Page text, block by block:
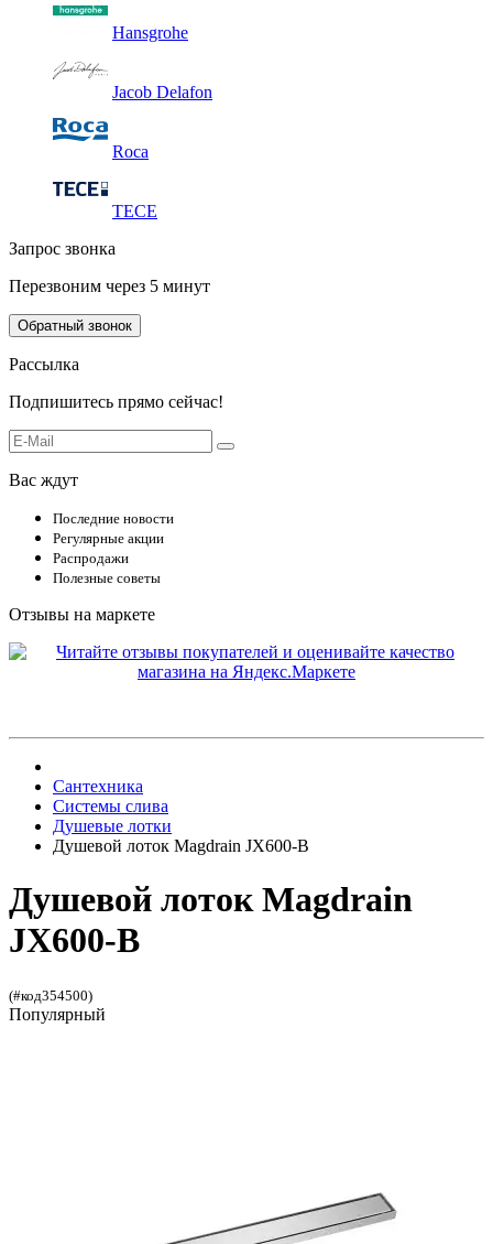
Hansgrohe
Jacob Delafon
Roca
TECE
Запрос звонка
Перезвоним через 5 минут
Обратный звонок
Рассылка
Подпишитесь прямо сейчас!
Вас ждут
Последние новости
Регулярные акции
Распродажи
Полезные советы
Отзывы на маркете
Сантехника
Системы слива
Душевые лотки
Душевой лоток Magdrain JX600-B
Душевой лоток Magdrain
JX600-B
(#код354500)
Популярный